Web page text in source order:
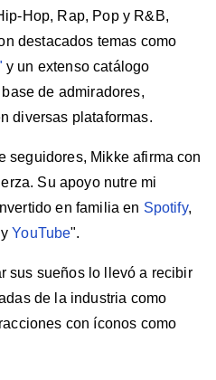
Hop, Rap, Pop y R&B,
destacados temas como
y un extenso catálogo
de admiradores,
diversas plataformas.
seguidores, Mikke afirma con
Su apoyo nutre mi
en familia en Spotify,
yYouTube".
sus sueños lo llevó a recibir
de la industria como
con íconos como